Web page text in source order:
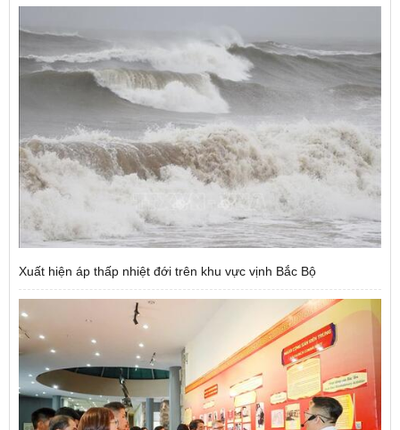
Xuất hiện áp thấp nhiệt đới trên khu vực vịnh Bắc Bộ